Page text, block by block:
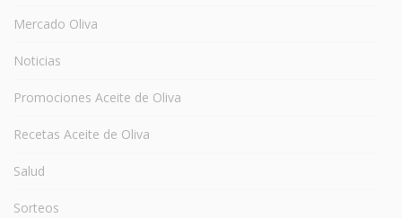
Mercado Oliva
Noticias
Promociones Aceite de Oliva
Recetas Aceite de Oliva
Salud
Sorteos